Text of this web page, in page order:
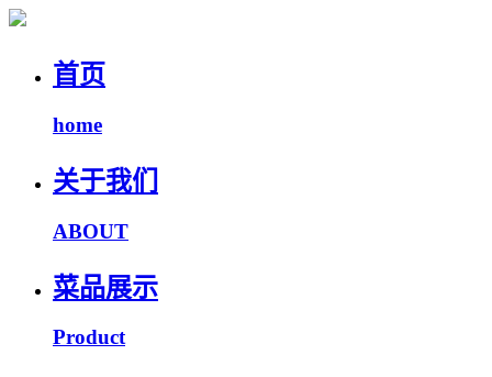
首页
home
关于我们
ABOUT
菜品展示
Product